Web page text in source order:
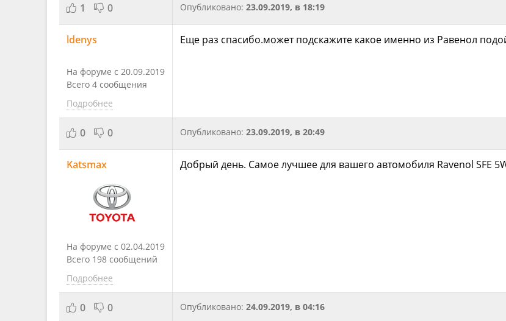
1 0 Опубликовано: 23.09.2019, в 18:19
ldenys
На форуме с 20.09.2019
Всего 4 сообщения
Подробнее
Еще раз спасибо.может подскажите какое именно из Равенол
0 0 Опубликовано: 23.09.2019, в 20:49
Katsmax
На форуме с 02.04.2019
Всего 198 сообщений
Подробнее
Добрый день. Самое лучшее для вашего автомобиля Ravenol SFE
0 0 Опубликовано: 24.09.2019, в 04:16